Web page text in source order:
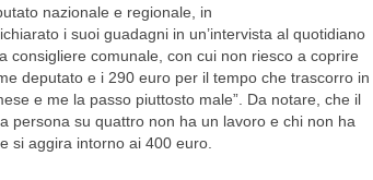
nazionale e regionale, in
i suoi guadagni in un’intervista al quotidiano
consigliere comunale, con cui non riesco a coprire
deputato e i 290 euro per il tempo che trascorro in
e me la passo piuttosto male”. Da notare, che il
persona su quattro non ha un lavoro e chi non ha
si aggira intorno ai 400 euro.